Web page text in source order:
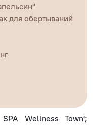
для обертываний
SPA Wellness Town';